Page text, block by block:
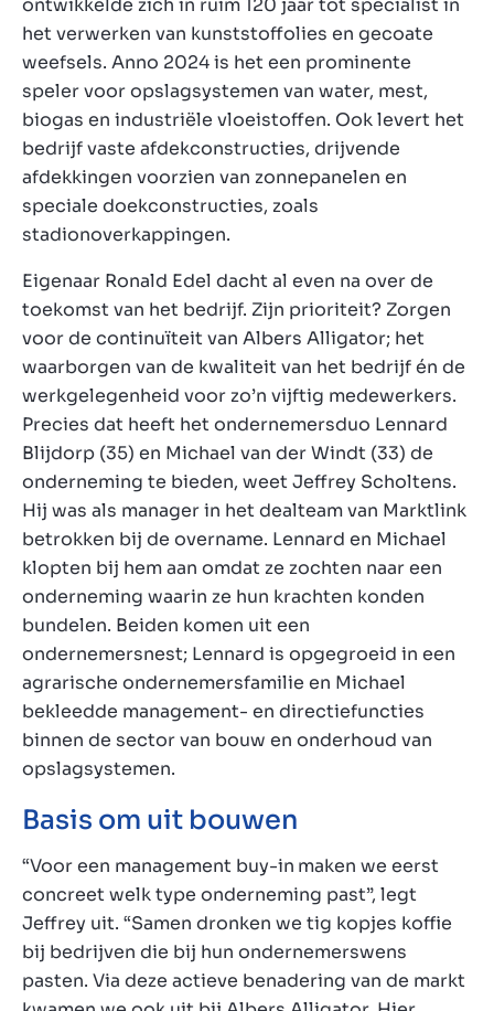
ontwikkelde zich in ruim 120 jaar tot specialist in
het verwerken van kunststoffolies en gecoate
weefsels. Anno 2024 is het een prominente
speler voor opslagsystemen van water, mest,
biogas en industriële vloeistoffen. Ook levert het
bedrijf vaste afdekconstructies, drijvende
afdekkingen voorzien van zonnepanelen en
speciale doekconstructies, zoals
stadionoverkappingen.
Eigenaar Ronald Edel dacht al even na over de
toekomst van het bedrijf. Zijn prioriteit? Zorgen
voor de continuïteit van Albers Alligator; het
waarborgen van de kwaliteit van het bedrijf én de
werkgelegenheid voor zo’n vijftig medewerkers.
Precies dat heeft het ondernemersduo Lennard
Blijdorp (35) en Michael van der Windt (33) de
onderneming te bieden, weet Jeffrey Scholtens.
Hij was als manager in het dealteam van Marktlink
betrokken bij de overname. Lennard en Michael
klopten bij hem aan omdat ze zochten naar een
onderneming waarin ze hun krachten konden
bundelen. Beiden komen uit een
ondernemersnest; Lennard is opgegroeid in een
agrarische ondernemersfamilie en Michael
bekleedde management- en directiefuncties
binnen de sector van bouw en onderhoud van
opslagsystemen.
Basis om uit bouwen
“Voor een management buy-in maken we eerst
concreet welk type onderneming past”, legt
Jeffrey uit. “Samen dronken we tig kopjes koffie
bij bedrijven die bij hun ondernemerswens
pasten. Via deze actieve benadering van de markt